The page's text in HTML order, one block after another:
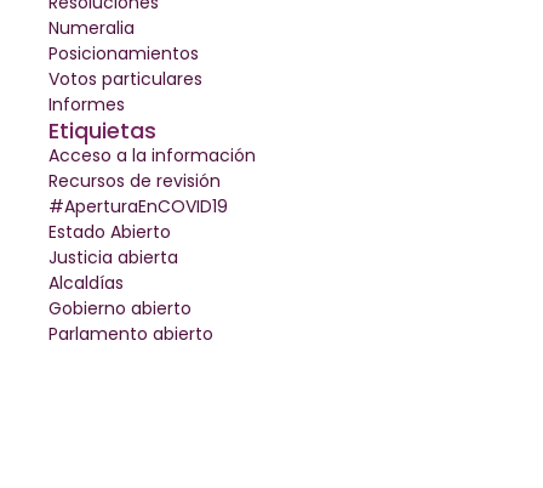
Numeralia
Posicionamientos
Votos particulares
Informes
Etiquietas
Acceso a la información
Recursos de revisión
#AperturaEnCOVID19
Estado Abierto
Justicia abierta
Alcaldías
Gobierno abierto
Parlamento abierto